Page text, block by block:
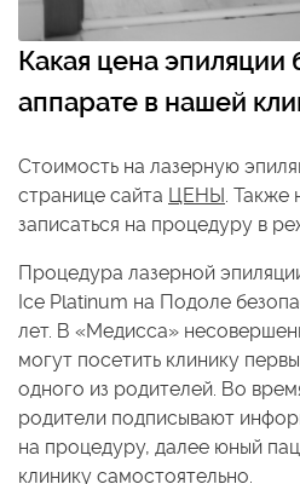
Какая цена эпиляции
аппарате в нашей
Стоимость на лазерную
странице сайта ЦЕНЫ . Также
записаться на процедуру в
Процедура лазерной
Ice Platinum на Подоле
лет. В «Медисса»
могут посетить клинику
одного из родителей. Во
родители подписывают
на процедуру, далее юный
клинику самостоятельно.